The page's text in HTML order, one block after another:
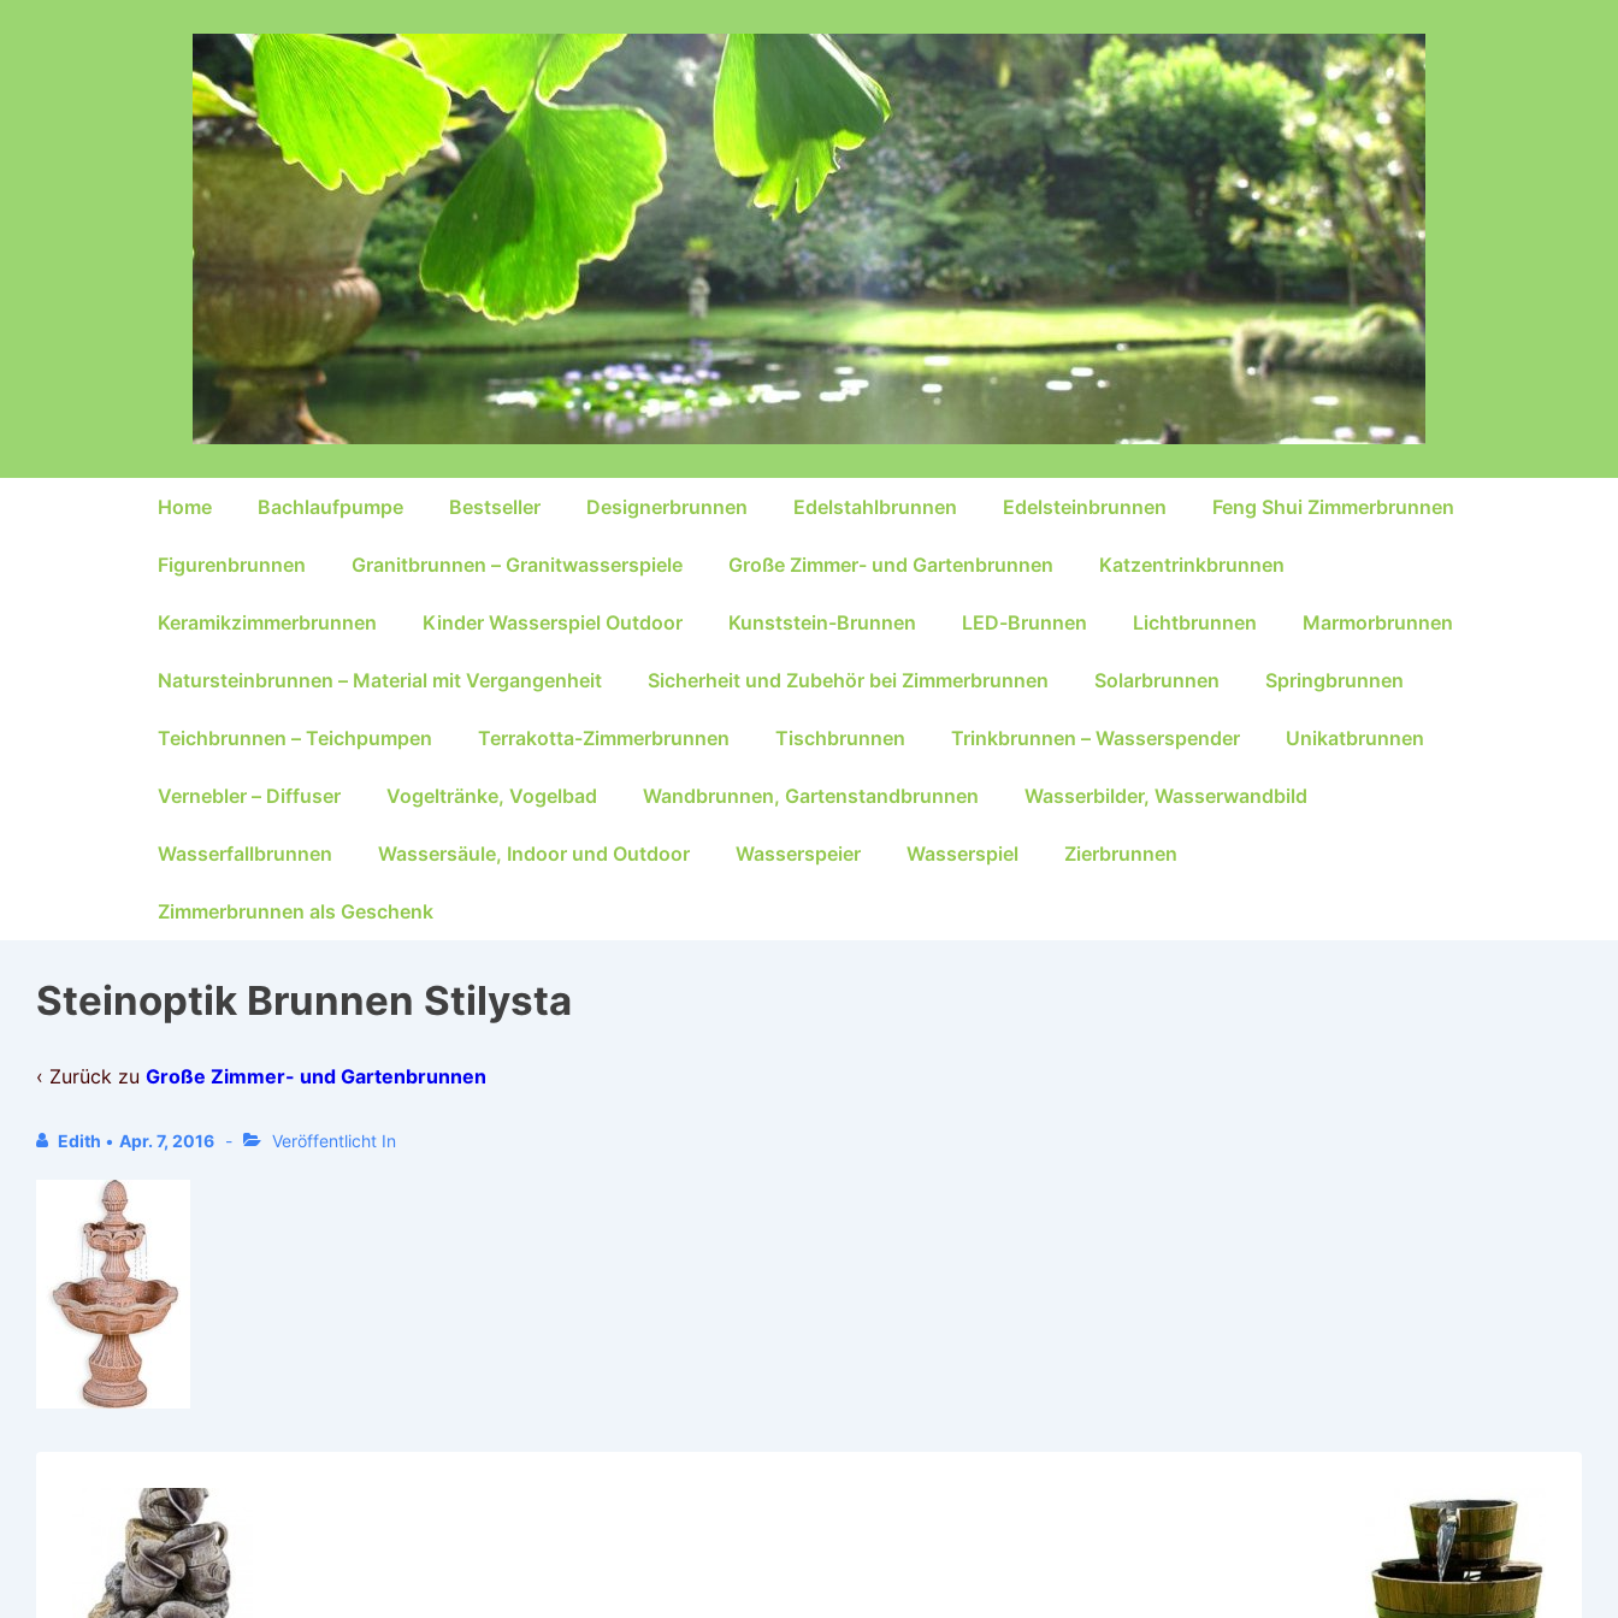
Hauptnavigation
Home Bachlaufpumpe Bestseller Designerbrunnen Edelstahlbrunnen Edelsteinbrunnen Feng Shui Zimmerbrunnen
Figurenbrunnen Granitbrunnen – Granitwasserspiele Große Zimmer- und Gartenbrunnen Katzentrinkbrunnen
Keramikzimmerbrunnen Kinder Wasserspiel Outdoor Kunststein-Brunnen LED-Brunnen Lichtbrunnen Marmorbrunnen
Natursteinbrunnen – Material mit Vergangenheit Sicherheit und Zubehör bei Zimmerbrunnen Solarbrunnen Springbrunnen
Teichbrunnen – Teichpumpen Terrakotta-Zimmerbrunnen Tischbrunnen Trinkbrunnen – Wasserspender Unikatbrunnen
Vernebler – Diffuser Vogeltränke, Vogelbad Wandbrunnen, Gartenstandbrunnen Wasserbilder, Wasserwandbild
Wasserfallbrunnen Wassersäule, Indoor und Outdoor Wasserspeier Wasserspiel Zierbrunnen
Zimmerbrunnen als Geschenk
Steinoptik Brunnen Stilysta
‹ Zurück zu Große Zimmer- und Gartenbrunnen
Edith • Apr. 7, 2016 Veröffentlicht In